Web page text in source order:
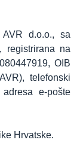
d.o.o., sa
registrirana na
OIB
telefonski
e-pošte
Hrvatske.